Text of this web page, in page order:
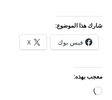
شارك هذا الموضوع:
فيس بوك X
معجب بهذه:
جاري